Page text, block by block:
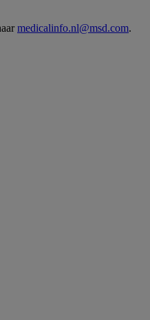
medicalinfo.nl@msd.com.